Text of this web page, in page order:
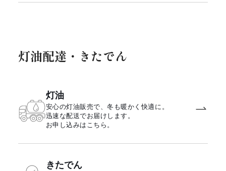
灯油配達・きたでん
灯油
安心の灯油販売で、冬も暖かく快適に。
迅速な配送でお届けします。
お申し込みはこちら。
きたでん